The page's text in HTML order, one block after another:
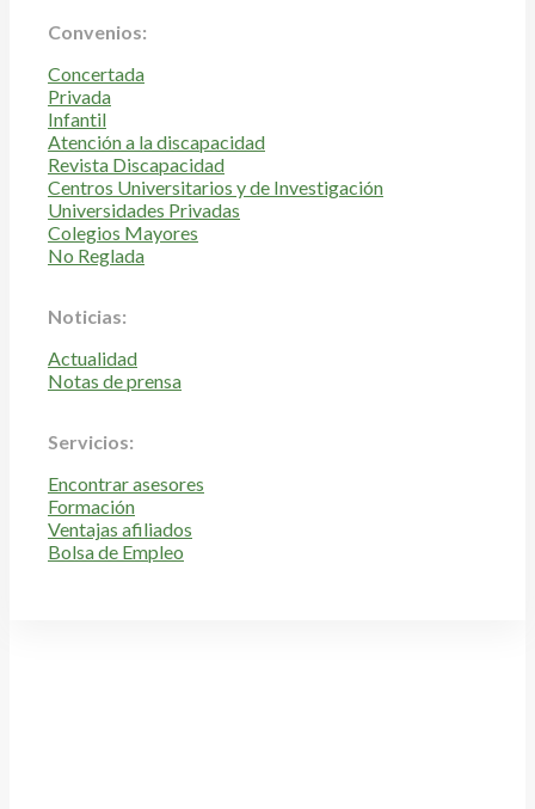
Convenios:
Concertada
Privada
Infantil
Atención a la discapacidad
Revista Discapacidad
Centros Universitarios y de Investigación
Universidades Privadas
Colegios Mayores
No Reglada
Noticias:
Actualidad
Notas de prensa
Servicios:
Encontrar asesores
Formación
Ventajas afiliados
Bolsa de Empleo